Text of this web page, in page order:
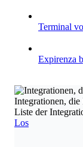
Terminal
Expirenza
Integrationen,
Liste der
Los